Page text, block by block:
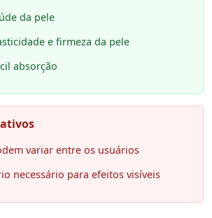
da pele
e firmeza da pele
absorção
variar entre os usuários
necessário para efeitos visíveis